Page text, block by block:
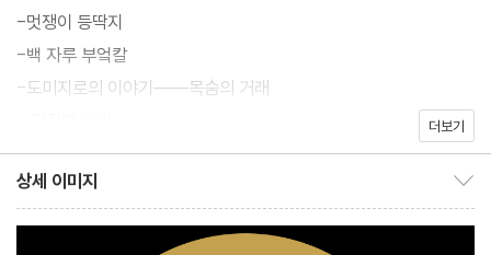
쟁을 지휘하는 군사(軍師)처럼 마을 사람들과 함께 <송장당>의 도
적 무리를 소탕하겠다는 계획을 세우는데.
젊은이들이 SNS상에서 ‘쉽게 돈 벌 수 있다’며 모르는 사람들끼리
간단히 뭉쳐서 나쁜 일을 저지르는 걸 염두에 두고 (최근 일본은 인
터넷에서 고액의 아르바이트라는 명목으로 젊은 사람들을 모집해
절도, 강도, 사기 등 범죄에 가담시키는 ‘어둠의 아르바이트’가 사회
적 문제가 되고 있다) 썼다는 이 작품은, 갓파를 리더로 삼아, 총칼을
-멋쟁이 등딱지
-백 자루 부엌칼
-도미지로의 이야기――목숨의 거래
더보기
상세 이미지